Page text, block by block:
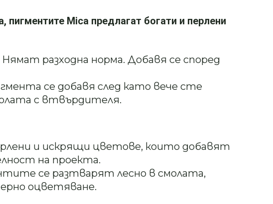
пигментите Mica предлагат богати и перлени
Нямат разходна норма. Добавя се според
се добавя след като вече сте
с втвърдителя.
и искрящи цветове, които добавят
на проекта.
се разтварят лесно в смолата,
оцветяване.